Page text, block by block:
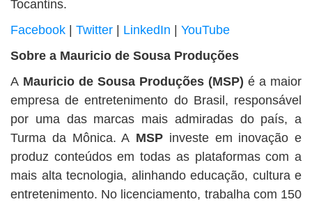
Tocantins.
Facebook
Twitter LinkedIn
YouTube
Sobre a Mauricio de Sousa Produções
A Mauricio de Sousa Produções (MSP) é a maior
empresa de entretenimento do Brasil, responsável
por uma das marcas mais admiradas do país, a
Turma da Mônica. A MSP investe em inovação e
produz conteúdos em todas as plataformas com a
mais alta tecnologia, alinhando educação, cultura e
entretenimento. No licenciamento, trabalha com 150